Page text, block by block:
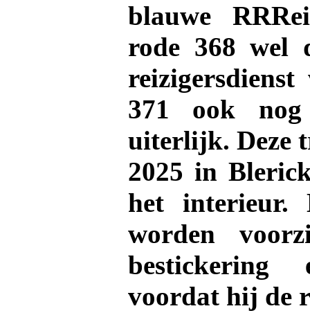
blauwe
rode 368 wel
371 ook
uiterlijk. Deze
2025 in
het interieur.
worden
voordat hij de